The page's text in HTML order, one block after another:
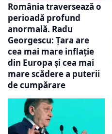
România traversează o
perioadă profund
anormală. Radu
Georgescu: Țara are
cea mai mare inflație
din Europa și cea mai
mare scădere a puterii
de cumpărare